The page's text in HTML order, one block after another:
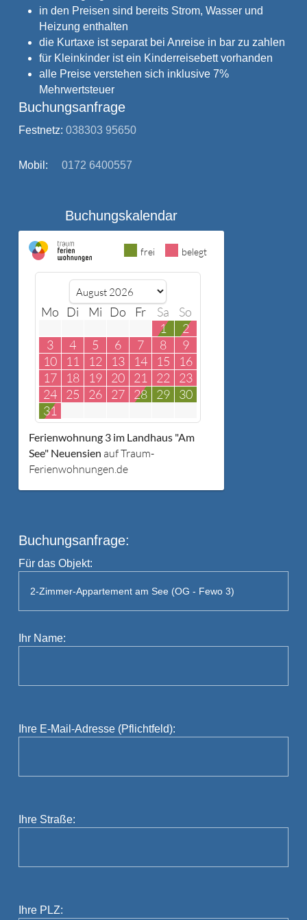
in den Preisen sind bereits Strom, Wasser und
Heizung enthalten
die Kurtaxe ist separat bei Anreise in bar zu zahlen
für Kleinkinder ist ein Kinderreisebett vorhanden
alle Preise verstehen sich inklusive 7%
Mehrwertsteuer
Buchungsanfrage
Festnetz: 038303 95650
Mobil: 0172 6400557
Buchungskalendar
frei belegt
Mo Di Mi Do Fr Sa
So
1
2
3
4 5 6 7 8
9
10
11 12 13 14 15
16
17
18 19 20 21 22
23
24
25 26 27 28 29
30
31
Ferienwohnung 3 im Landhaus "Am
See" Neuensien auf Traum-
Ferienwohnungen.de
Buchungsanfrage:
Für das Objekt:
Ihr Name:
Ihre E-Mail-Adresse (Pflichtfeld):
Ihre Straße:
Ihre PLZ: